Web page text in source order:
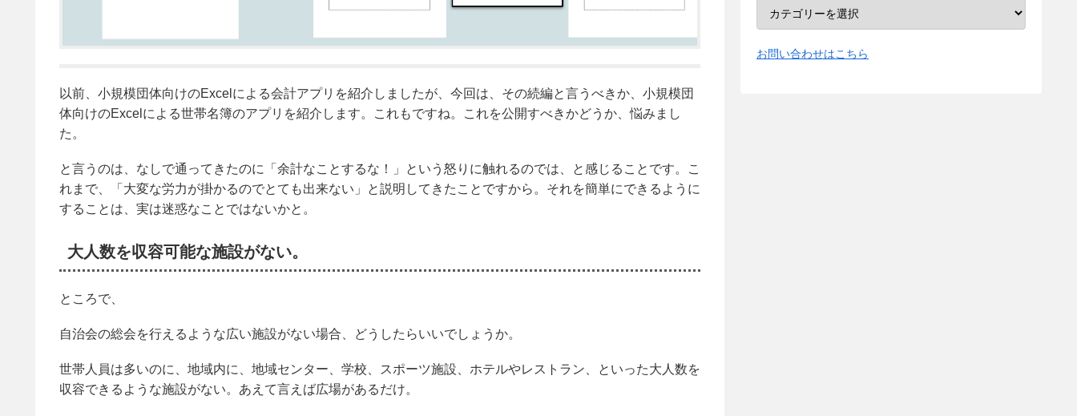
以前、小規模団体向けのExcelによる会計アプリを紹介しましたが、今回は、その続編と言うべきか、小規模団
体向けのExcelによる世帯名簿のアプリを紹介します。これもですね。これを公開すべきかどうか、悩みまし
た。
と言うのは、なしで通ってきたのに「余計なことするな！」という怒りに触れるのでは、と感じることです。こ
れまで、「大変な労力が掛かるのでとても出来ない」と説明してきたことですから。それを簡単にできるように
することは、実は迷惑なことではないかと。
大人数を収容可能な施設がない。
ところで、
自治会の総会を行えるような広い施設がない場合、どうしたらいいでしょうか。
世帯人員は多いのに、地域内に、地域センター、学校、スポーツ施設、ホテルやレストラン、といった大人数を
収容できるような施設がない。あえて言えば広場があるだけ。
お問い合わせはこちら